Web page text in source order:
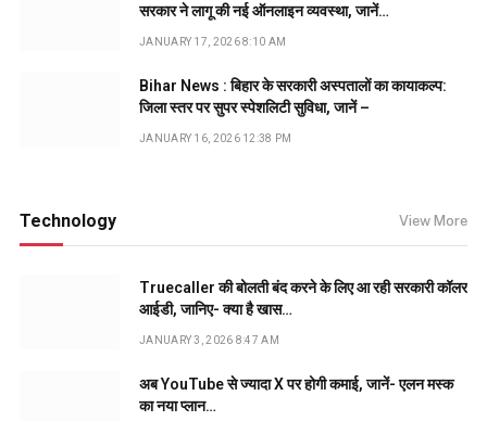
सरकार ने लागू की नई ऑनलाइन व्यवस्था, जानें…
JANUARY 17, 2026 8:10 AM
Bihar News : बिहार के सरकारी अस्पतालों का कायाकल्प:
जिला स्तर पर सुपर स्पेशलिटी सुविधा, जानें –
JANUARY 16, 2026 12:38 PM
Technology View More
Truecaller की बोलती बंद करने के लिए आ रही सरकारी कॉलर
आईडी, जानिए- क्या है खास…
JANUARY 3, 2026 8:47 AM
अब YouTube से ज्यादा X पर होगी कमाई, जानें- एलन मस्क
का नया प्लान…